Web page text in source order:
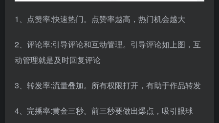
1、点赞率:快速热门。点赞率越高，热门机会越大
2、评论率:引导评论和互动管理。引导评论如上图，互
动管理就是及时回复评论
3、转发率:流量叠加。所有权限打开，有助于作品转发
4、完播率:黄金三秒。前三秒要做出爆点，吸引眼球